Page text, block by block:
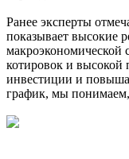
Ранее эксперты
показывает высокие
макроэкономической
котировок и высокой
инвестиции и
график, мы